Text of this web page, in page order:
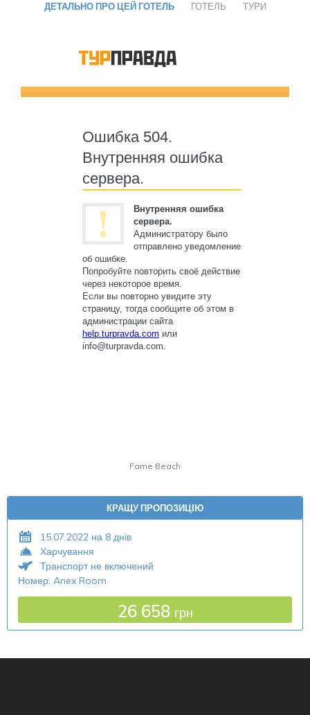
ДЕТАЛЬНО ПРО ЦЕЙ ГОТЕЛЬ ГОТЕЛЬ ТУРИ
Fame Beach
КРАЩУ ПРОПОЗИЦІЮ
15.07.2022 на 8 днів
Харчування
Транспорт не включений
Номер: Anex Room
26 658 грн